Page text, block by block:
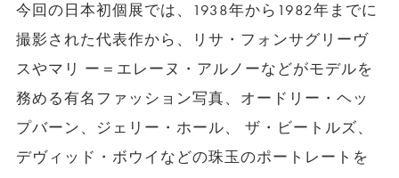
今回の日本初個展では、1938年から1982年までに
撮影された代表作から、リサ・フォンサグリーヴ
スやマリ ー＝エレーヌ・アルノーなどがモデルを
務める有名ファッション写真、オードリー・ヘッ
プバーン、ジェリー・ホール、 ザ・ビートルズ、
デヴィッド・ボウイなどの珠玉のポートレートを